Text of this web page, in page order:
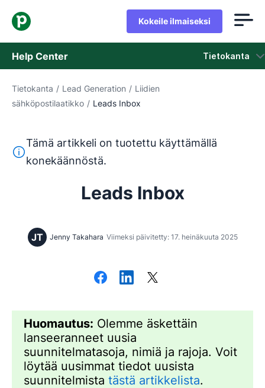
Kokeile ilmaiseksi
Help Center Tietokanta
Tietokanta
Ota yhteyttä tukeen
Tietokanta / Lead Generation / Liidien
sähköpostilaatikko / Leads Inbox
Tämä teksti on käännetty englannista
Tämä artikkeli on tuotettu käyttämällä
konekäännöstä.
Leads Inbox
JT Jenny Takahara Viimeksi päivitetty: 17. heinäkuuta 2025
Huomautus: Olemme äskettäin
lanseeranneet uusia
suunnitelmatasoja, nimiä ja rajoja. Voit
löytää uusimmat tiedot uusista
suunnitelmista tästä artikkelista.